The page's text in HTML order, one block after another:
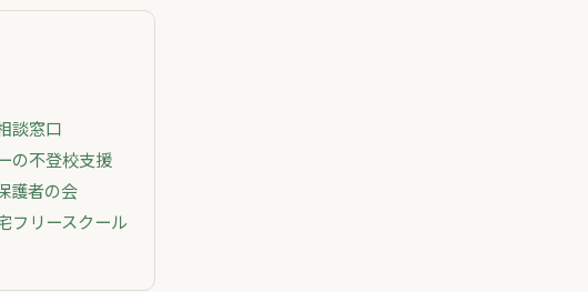
談窓口
の不登校支援
護者の会
フリースクール